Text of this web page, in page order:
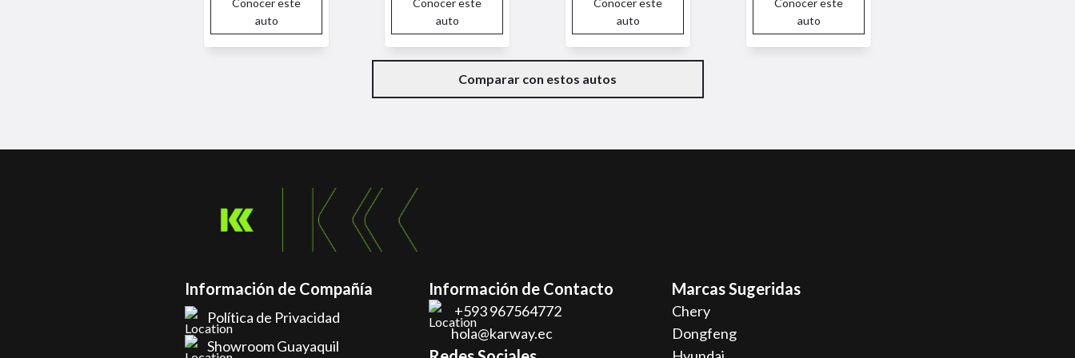
Conocer este
auto
Conocer este
auto
Conocer este
auto
Conocer este
auto
Comparar con estos autos
Información de Compañía
Política de Privacidad
Showroom Guayaquil
Información de Contacto
+593 967564772
hola@karway.ec
Marcas Sugeridas
Chery
Dongfeng